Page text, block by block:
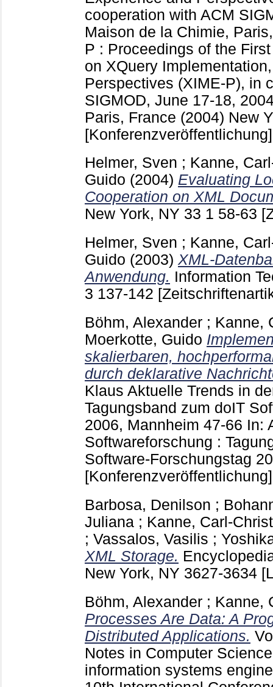
cooperation with ACM
Maison de la Chimie,
P : Proceedings of the
on XQuery
Perspectives (XIME-P), in
SIGMOD, June 17-18,
Paris, France (2004) New
[Konferenzveröffentlichung]
Helmer, Sven ; Kanne,
Guido (2004) Evaluating
Cooperation on XML
New York, NY 33 1 58-63
Helmer, Sven ; Kanne,
Guido (2003) XML-
Anwendung. Information
3 137-142
Böhm, Alexander ; Kanne,
Moerkotte, Guido
skalierbaren,
durch deklarative
Klaus Aktuelle Trends in
Tagungsband zum doIT
2006, Mannheim 47-66 In:
Softwareforschung :
Software-Forschungstag
[Konferenzveröffentlichung]
Barbosa, Denilson ;
Juliana ; Kanne, Carl-
; Vassalos, Vasilis ;
XML Storage.
New York, NY 3627-3634
Böhm, Alexander ; Kanne,
Processes Are Data: A
Distributed Applications.
Notes in Computer
information systems